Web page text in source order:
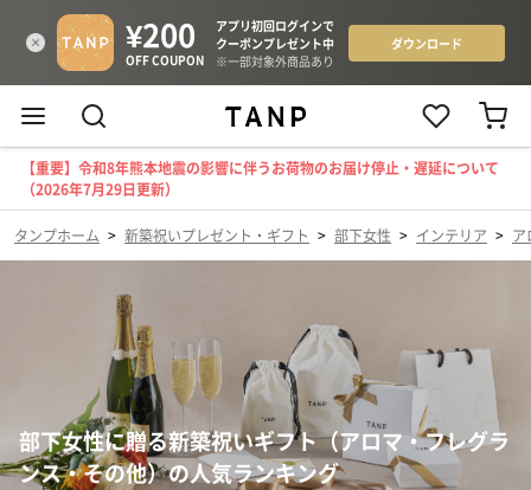
【重要】令和8年熊本地震の影響に伴うお荷物のお届け停止・遅延について
（2026年7月29日更新）
タンプホーム > 新築祝いプレゼント・ギフト > 部下女性 > インテリア > ア
部下女性に贈る新築祝いギフト（アロマ・フレグラ
ンス・その他）の人気ランキング